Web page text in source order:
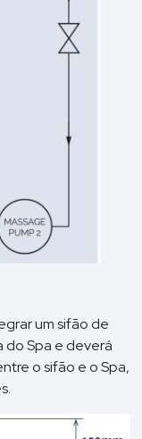
um sifão de
do Spa e deverá
o sifão e o Spa,